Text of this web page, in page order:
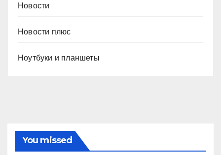
Новости
Новости плюс
Ноутбуки и планшеты
You missed